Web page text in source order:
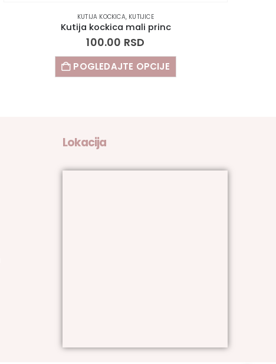
KUTIJA KOCKICA, KUTIJICE
Kutija kockica mali princ
100.00 RSD
POGLEDAJTE OPCIJE
Lokacija